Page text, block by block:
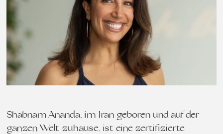
Shabnam Ananda, im Iran geboren und auf der
ganzen Welt zuhause, ist eine zertifizierte